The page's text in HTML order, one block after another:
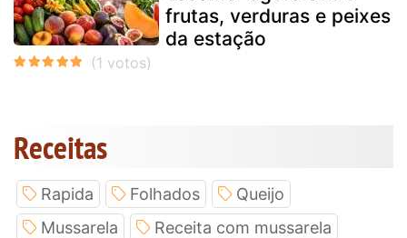
frutas, verduras e peixes
da estação
Receitas
Rapida Folhados
Queijo
Mussarela
Receita com mussarela